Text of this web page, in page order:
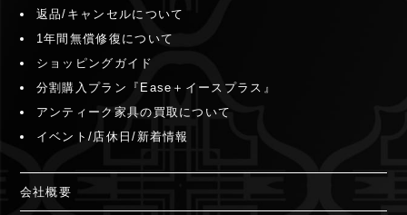
返品/キャンセルについて
1年間無償修復について
ショッピングガイド
分割購入プラン『Ease＋イースプラス』
アンティーク家具の買取について
イベント/店休日/新着情報
会社概要